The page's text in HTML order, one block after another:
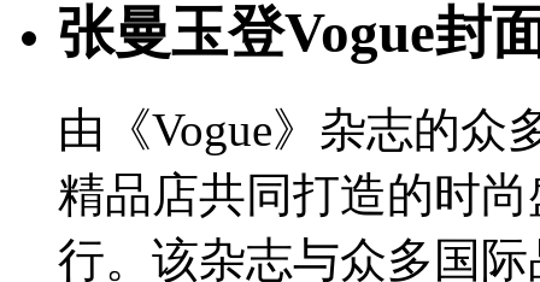
张曼玉登Vogue封
由《Vogue》杂志的众
精品店共同打造的时
行。该杂志与众多国